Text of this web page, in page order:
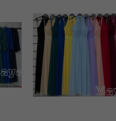
sierpnia 1997 r. o
przechowujemy na
jedynie uprawnieni
danych w celu
osobom trzecim,
na podstawie